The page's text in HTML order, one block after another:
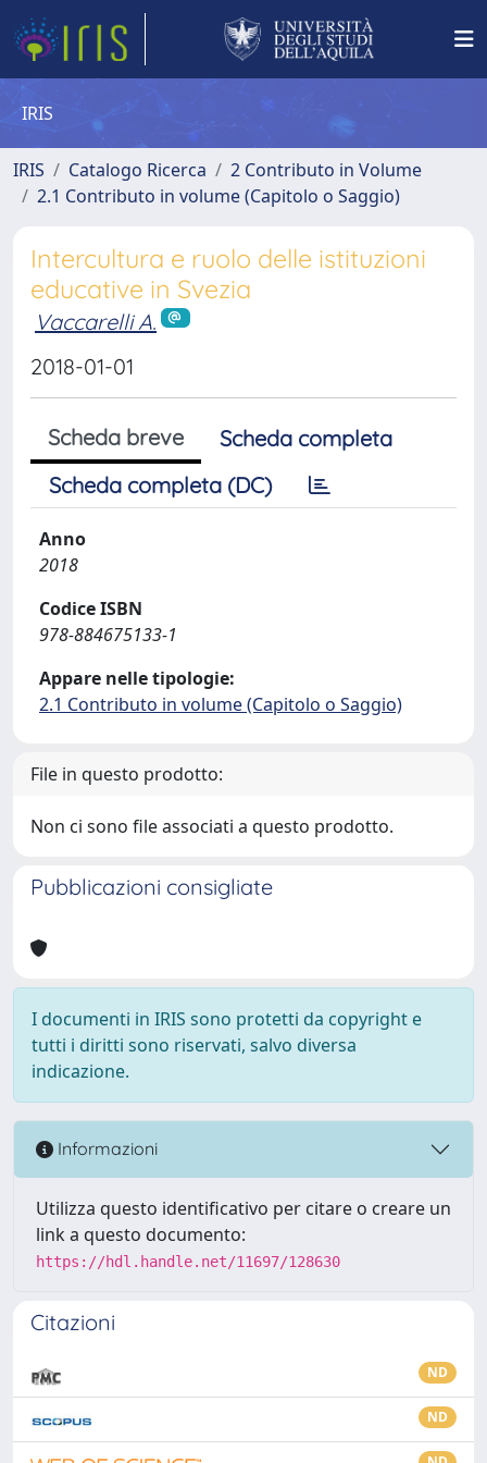
IRIS
IRIS Catalogo Ricerca
2 Contributo in Volume
2.1 Contributo in volume (Capitolo o Saggio)
Intercultura e ruolo delle istituzioni
educative in Svezia
Vaccarelli A.
2018-01-01
Scheda breve
Scheda completa
Scheda completa (DC)
Anno
2018
Codice ISBN
978-884675133-1
Appare nelle tipologie:
2.1 Contributo in volume (Capitolo o Saggio)
File in questo prodotto:
Non ci sono file associati a questo prodotto.
Pubblicazioni consigliate
I documenti in IRIS sono protetti da copyright e
tutti i diritti sono riservati, salvo diversa
indicazione.
Informazioni
Utilizza questo identificativo per citare o creare un
link a questo documento:
https://hdl.handle.net/11697/128630
Citazioni
ND
ND